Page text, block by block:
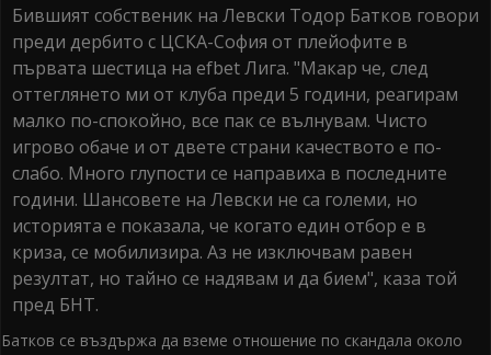
Бившият собственик на Левски Тодор Батков говори
преди дербито с ЦСКА-София от плейофите в
първата шестица на efbet Лига. "Макар че, след
оттеглянето ми от клуба преди 5 години, реагирам
малко по-спокойно, все пак се вълнувам. Чисто
игрово обаче и от двете страни качеството е по-
слабо. Много глупости се направиха в последните
години. Шансовете на Левски не са големи, но
историята е показала, че когато един отбор е в
криза, се мобилизира. Аз не изключвам равен
резултат, но тайно се надявам и да бием", каза той
пред БНТ.
Батков се въздържа да вземе отношение по скандала около